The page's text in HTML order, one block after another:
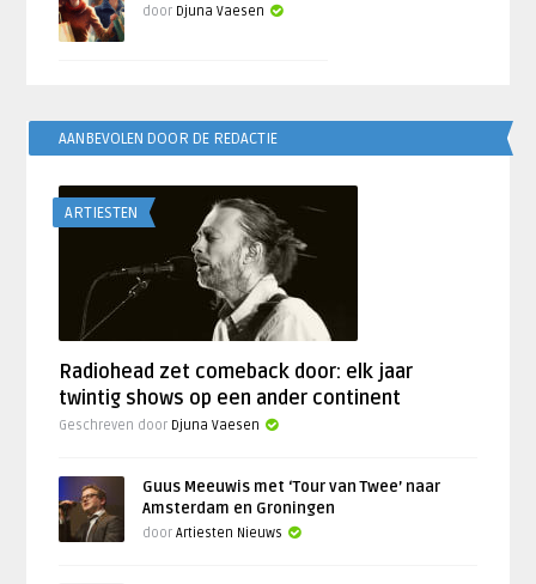
door Djuna Vaesen
AANBEVOLEN DOOR DE REDACTIE
ARTIESTEN
Radiohead zet comeback door: elk jaar
twintig shows op een ander continent
Geschreven door Djuna Vaesen
Guus Meeuwis met ‘Tour van Twee’ naar
Amsterdam en Groningen
doorArtiesten Nieuws